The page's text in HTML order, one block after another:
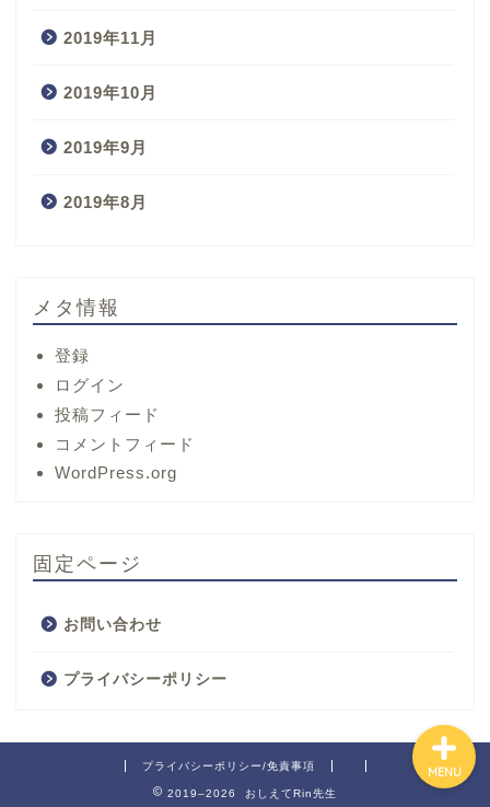
2019年11月
2019年10月
2019年9月
2019年8月
メタ情報
登録
ログイン
投稿フィード
コメントフィード
WordPress.org
固定ページ
お問い合わせ
プライバシーポリシー
プライバシーポリシー/免責事項
2019–2026 おしえてRin先生
MENU
プロフィール